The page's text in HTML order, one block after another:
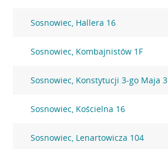
Sosnowiec, Hallera 16
Sosnowiec, Kombajnistów 1F
Sosnowiec, Konstytucji 3-go Maja 3
Sosnowiec, Kościelna 16
Sosnowiec, Lenartowicza 104